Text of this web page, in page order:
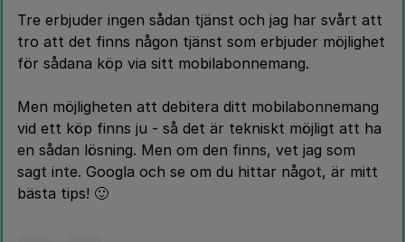
Tre erbjuder ingen sådan tjänst och jag har svårt att
tro att det finns någon tjänst som erbjuder möjlighet
för sådana köp via sitt mobilabonnemang.
Men möjligheten att debitera ditt mobilabonnemang
vid ett köp finns ju - så det är tekniskt möjligt att ha
en sådan lösning. Men om den finns, vet jag som
sagt inte. Googla och se om du hittar något, är mitt
bästa tips! 🙂